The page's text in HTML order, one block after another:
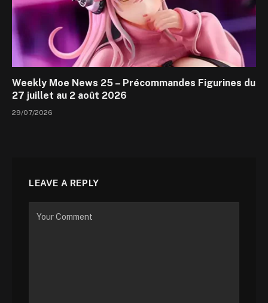
Weekly Moe News 25 – Précommandes Figurines du
27 juillet au 2 août 2026
29/07/2026
LEAVE A REPLY